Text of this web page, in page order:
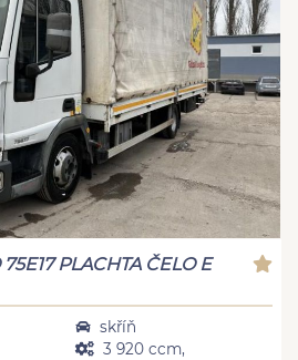
PLACHTA ČELO E
skříň
3 920 ccm,